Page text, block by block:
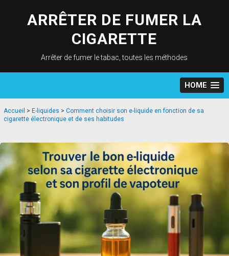
content
ARRÊTER DE FUMER LA
CIGARETTE
Arrêter de fumer le tabac, toutes les méthodes
HOME
Accueil > E-liquides > Comment choisir son e-liquide en fonction de sa
cigarette électronique et de ses habitudes